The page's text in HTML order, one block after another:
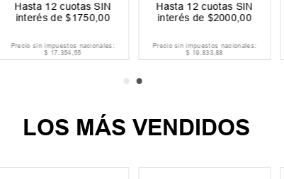
Hasta 12 cuotas SIN
interés de$1750 ,00
Precio sin impuestos nacionales:
$ 17.354,55
Hasta 12 cuotas SIN
interés de $2000 ,00
Precio sin impuestos nacionales:
$ 19.833,88
LOS MÁS VENDIDOS